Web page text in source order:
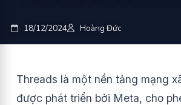
18/12/2024 Hoàng Đức
Threads là một nền tảng mạng
được phát triển bởi Meta, cho